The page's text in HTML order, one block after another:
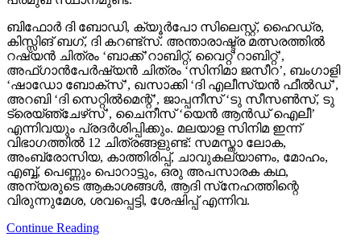
ബിഫോര്‍ ദി ബോഡി, ക്യൂര്‍പോ സിലെസ്റ്റ്, ഹൈഡ്ര,
കിസ്സിങ് ബഗ്, ദി കറണ്ട്‌സ്. അന്താരാഷ്ട്ര മത്സരത്തില്‍
റഷ്യന്‍ ചിത്രം ‘ബാക്ക്’റാബിറ്റ്, വൈറ്റ്’റാബിറ്റ്’,
അഫ്ഗാന്‍പേര്‍ഷ്യന്‍ ചിത്രം ‘സിനിമാ ജസീറ’, ബംഗാളി
‘ഷാഡോ ബോക്‌സ്’, ഖസാക്കി ‘ദി എലീസ്യന്‍ ഫീല്‍ഡ്’,
അറബി ‘ദി സെറ്റില്‍മെന്റ്’, ജാപ്പനീസ് ‘ടു സീസണ്‍സ്, ടു
ട്രെയ്‌ഞ്ചേഴ്‌സ്’, ചൈനീസ് ‘യെന്‍ ആന്‍ഡ് ഐലീ’
എന്നിവയും പ്രദര്‍ശിപ്പിക്കും. മലയാള സിനിമ ഇന്ന്
വിഭാഗത്തില്‍ 12 ചിത്രങ്ങളുണ്ട്: സമസ്താ ലോക,
അംബ്രോസിയ, കാത്തിരിപ്പ്, ചാവുകല്യാണം, മോഹം,
എബ്ബ്, പെണ്ണും പൊറാട്ടും, ഒരു അപസാരക കഥ,
അന്യരുടെ ആകാശങ്ങള്‍, ആദി സ്‌നേഹത്തിന്റെ
വിരുന്നുമേശ, ശവപ്പെട്ടി, ശേഷിപ്പ് എന്നിവ.
Continue Reading